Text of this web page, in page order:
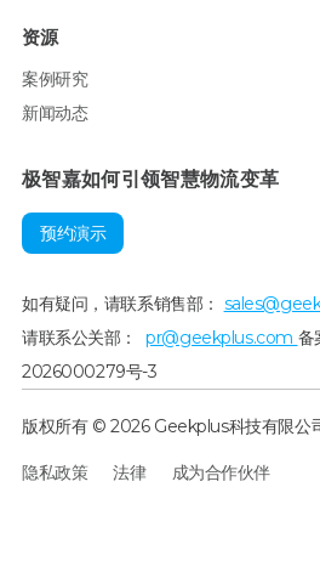
资源
案例研究
新闻动态
极智嘉如何引领智慧物流变革
预约演示
如有疑问，请联系销售部：
请联系公关部：pr@geekplus.com 备
2026000279号-3
版权所有 © 2026 Geekplus科技有限公
隐私政策 法律 成为合作伙伴